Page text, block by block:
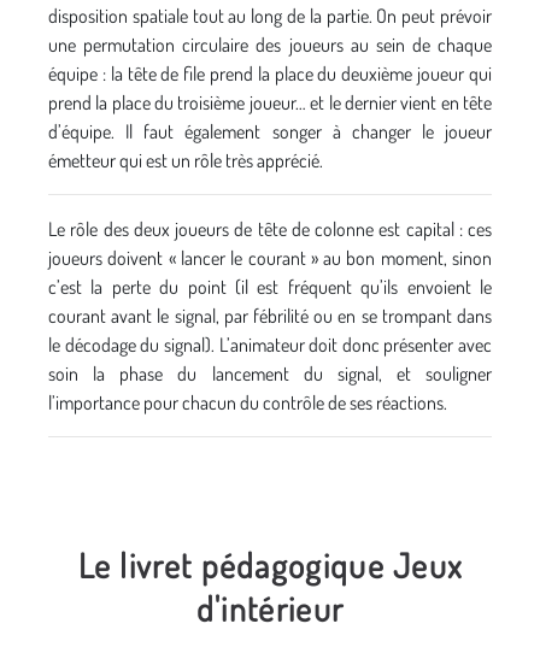
disposition spatiale tout au long de la partie. On peut prévoir
une permutation circulaire des joueurs au sein de chaque
équipe : la tête de file prend la place du deuxième joueur qui
prend la place du troisième joueur… et le dernier vient en tête
d’équipe. Il faut également songer à changer le joueur
émetteur qui est un rôle très apprécié.
Le rôle des deux joueurs de tête de colonne est capital : ces
joueurs doivent « lancer le courant » au bon moment, sinon
c’est la perte du point (il est fréquent qu’ils envoient le
courant avant le signal, par fébrilité ou en se trompant dans
le décodage du signal). L’animateur doit donc présenter avec
soin la phase du lancement du signal, et souligner
l’importance pour chacun du contrôle de ses réactions.
Le livret pédagogique Jeux
d'intérieur